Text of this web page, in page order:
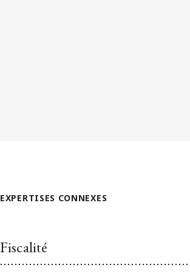
EXPERTISES CONNEXES
Fiscalité